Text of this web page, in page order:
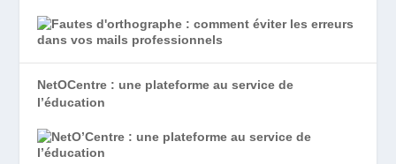
NetOCentre : une plateforme au service de
l’éducation